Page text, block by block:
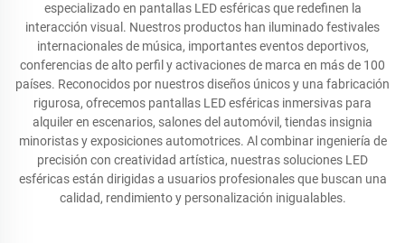
especializado en pantallas LED esféricas que redefinen la
interacción visual. Nuestros productos han iluminado festivales
internacionales de música, importantes eventos deportivos,
conferencias de alto perfil y activaciones de marca en más de 100
países. Reconocidos por nuestros diseños únicos y una fabricación
rigurosa, ofrecemos pantallas LED esféricas inmersivas para
alquiler en escenarios, salones del automóvil, tiendas insignia
minoristas y exposiciones automotrices. Al combinar ingeniería de
precisión con creatividad artística, nuestras soluciones LED
esféricas están dirigidas a usuarios profesionales que buscan una
calidad, rendimiento y personalización inigualables.